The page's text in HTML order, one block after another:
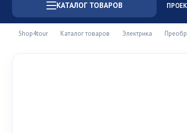
КАТАЛОГ ТОВАРОВ
Shop4tour Каталог товаров Электрика